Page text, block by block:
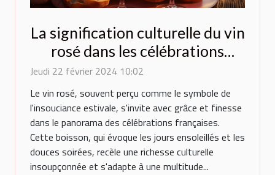
La signification culturelle du vin
rosé dans les célébrations
françaises
Jeudi 22 février 2024 10:02
Le vin rosé, souvent perçu comme le symbole de
l'insouciance estivale, s'invite avec grâce et finesse
dans le panorama des célébrations françaises.
Cette boisson, qui évoque les jours ensoleillés et les
douces soirées, recèle une richesse culturelle
insoupçonnée et s'adapte à une multitude...